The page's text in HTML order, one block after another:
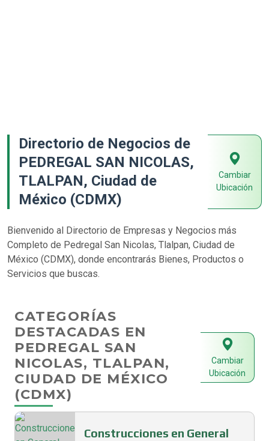
Directorio de Negocios de
PEDREGAL SAN NICOLAS,
TLALPAN, Ciudad de
México (CDMX)
Cambiar
Ubicación
Bienvenido al Directorio de Empresas y Negocios más
Completo de Pedregal San Nicolas, Tlalpan, Ciudad de
México (CDMX), donde encontrarás Bienes, Productos o
Servicios que buscas.
CATEGORÍAS
DESTACADAS EN
PEDREGAL SAN
NICOLAS, TLALPAN,
CIUDAD DE MÉXICO
(CDMX)
Cambiar
Ubicación
Construcciones en General